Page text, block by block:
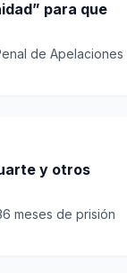
para que
de Apelaciones
y otros
meses de prisión